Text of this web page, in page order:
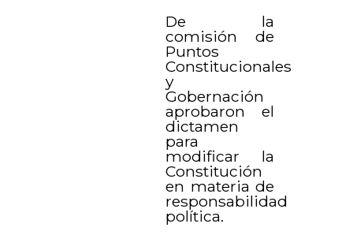
De la
comisión de
Puntos
Constitucionales
y
Gobernación
aprobaron el
dictamen
para
modificar la
Constitución
en materia de
responsabilidad
política.